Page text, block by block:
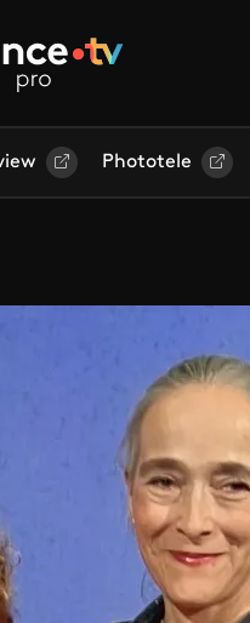
Phototele